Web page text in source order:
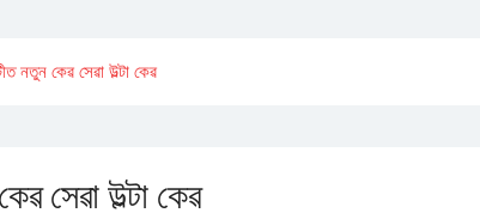
নতুন কেৱ সেৱা উল্টা কেৱ
সেৱা উল্টা কেৱ